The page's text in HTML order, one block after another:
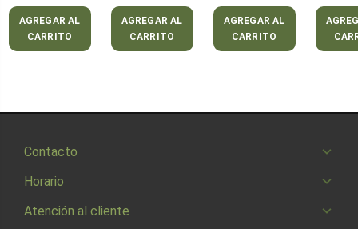
AGREGAR AL
CARRITO
AGREGAR AL
CARRITO
AGREGAR AL
CARRITO
Contacto
Horario
Atención al cliente